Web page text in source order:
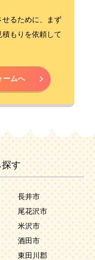
るために、まず
もりを依頼して
ームへ
す
長井市
尾花沢市
米沢市
酒田市
東田川郡